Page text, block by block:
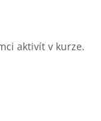
aktivít v kurze.